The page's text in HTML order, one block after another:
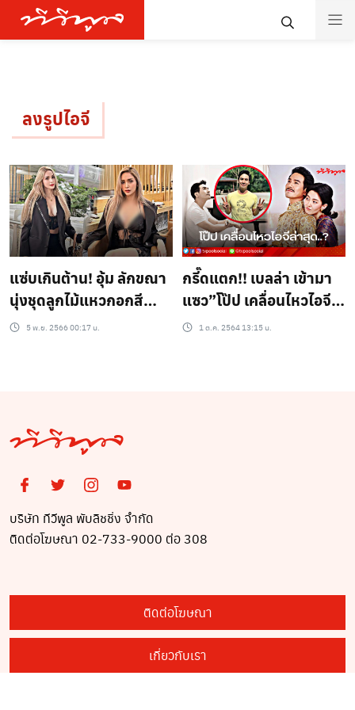
ลงรูปไอจี
แซ่บเกินต้าน! อุ้ม ลักขณา
นุ่งชุดลูกไม้แหวกอกสีดำ
ไปกินโอมากาเสะ..?
5 พ.ย. 2566 00:17 น.
กรี๊ดแตก!! เบลล่า เข้ามา
แซว”โป๊ป เคลื่อนไหวไอจี
ในรอบ3เดือน”มีฮา..?
1 ต.ค. 2564 13:15 น.
บริษัท ทีวีพูล พับลิชชิ่ง จำกัด
ติดต่อโฆษณา 02-733-9000 ต่อ 308
ติดต่อโฆษณา
เกี่ยวกับเรา